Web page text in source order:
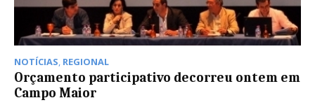
NOTÍCIAS, REGIONAL
Orçamento participativo decorreu ontem em
Campo Maior